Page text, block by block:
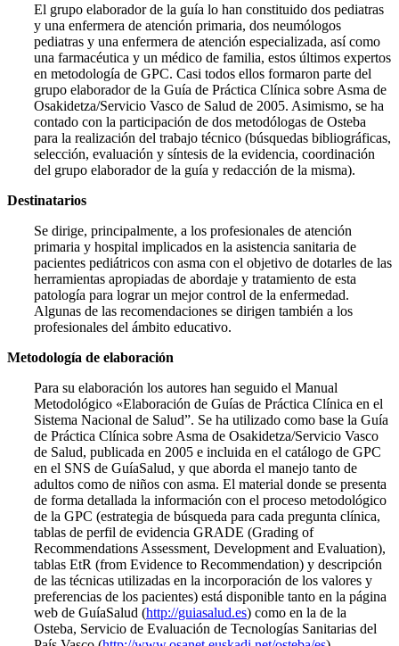
El grupo elaborador de la guía lo han constituido dos pediatras
y una enfermera de atención primaria, dos neumólogos
pediatras y una enfermera de atención especializada, así como
una farmacéutica y un médico de familia, estos últimos expertos
en metodología de GPC. Casi todos ellos formaron parte del
grupo elaborador de la Guía de Práctica Clínica sobre Asma de
Osakidetza/Servicio Vasco de Salud de 2005. Asimismo, se ha
contado con la participa­ción de dos metodólogas de Osteba
para la realización del trabajo técnico (búsquedas bi­bliográficas,
selección, evaluación y síntesis de la evidencia, coordinación
del grupo elabo­rador de la guía y redacción de la misma).
Destinatarios
Se dirige, principalmente, a los profesionales de atención
primaria y hospital implicados en la asistencia sanitaria de
pacientes pediátricos con asma con el objetivo de dotarles de las
herramientas apropiadas de abordaje y tratamiento de esta
patología para lograr un mejor control de la enfermedad.
Algunas de las recomendaciones se dirigen también a los
profesionales del ámbito educativo.
Metodología de elaboración
Para su elaboración los autores han seguido el Manual
Metodológico «Elaboración de Guías de Práctica Clínica en el
Sistema Nacional de Salud”. Se ha utilizado como base la Guía
de Práctica Clínica sobre Asma de Osakidetza/Servicio Vasco
de Salud, publicada en 2005 e incluida en el catálogo de GPC
en el SNS de GuíaSalud, y que aborda el manejo tanto de
adultos como de niños con asma. El material donde se presenta
de forma detallada la información con el proceso me­todológico
de la GPC (estrategia de búsqueda para cada pregunta clínica,
tablas de perfil de evidencia GRADE (Grading of
Recommendations Assessment, Development and Eva­luation),
tablas EtR (from Evidence to Recommendation) y descripción
de las técnicas utilizadas en la incorporación de los valores y
preferencias de los pacientes) está disponible tanto en la página
web de GuíaSalud (http://guiasalud.es) como en la de la
Osteba, Servicio de Evaluación de Tecnologías Sanitarias del